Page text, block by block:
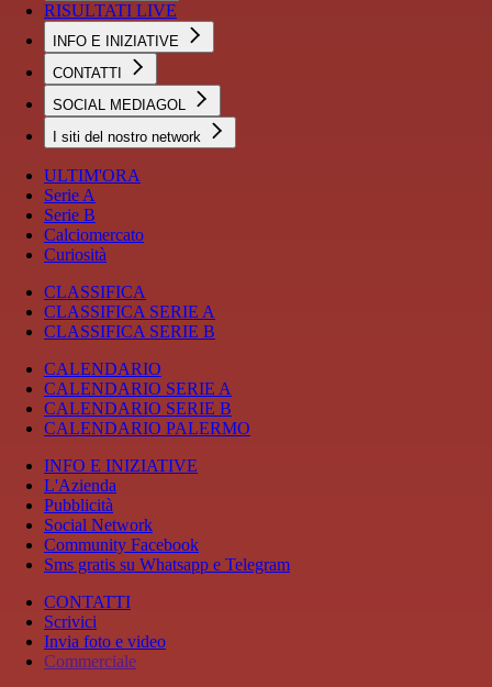
RISULTATI LIVE
INFO E INIZIATIVE
CONTATTI
SOCIAL MEDIAGOL
I siti del nostro network
ULTIM'ORA
Serie A
Serie B
Calciomercato
Curiosità
CLASSIFICA
CLASSIFICA SERIE A
CLASSIFICA SERIE B
CALENDARIO
CALENDARIO SERIE A
CALENDARIO SERIE B
CALENDARIO PALERMO
INFO E INIZIATIVE
L'Azienda
Pubblicità
Social Network
Community Facebook
Sms gratis su Whatsapp e Telegram
CONTATTI
Scrivici
Invia foto e video
Commerciale